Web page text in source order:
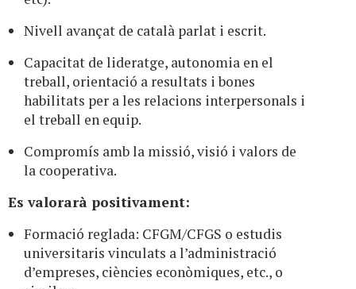
Nivell avançat de català parlat i escrit.
Capacitat de lideratge, autonomia en el
treball, orientació a resultats i bones
habilitats per a les relacions interpersonals i
el treball en equip.
Compromís amb la missió, visió i valors de
la cooperativa.
Es valorarà positivament:
Formació reglada: CFGM/CFGS o estudis
universitaris vinculats a l’administració
d’empreses, ciències econòmiques, etc., o